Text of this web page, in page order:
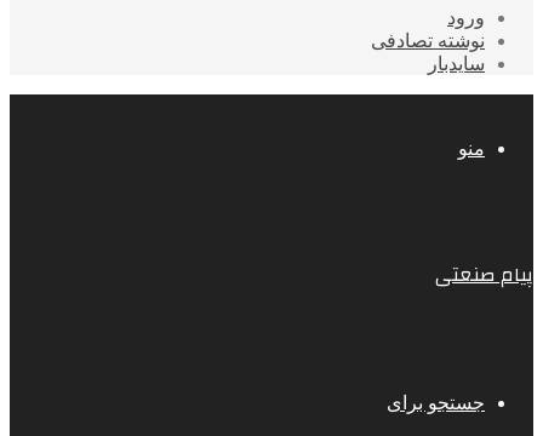
ورود
نوشته تصادفی
سایدبار
منو
پیام صنعتی
جستجو برای